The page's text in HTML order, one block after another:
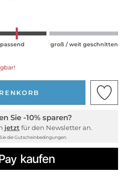
passend groß / weit geschnitten
Sie -10% sparen?
jetzt für den Newsletter an.
die Gutscheinbedingungen.